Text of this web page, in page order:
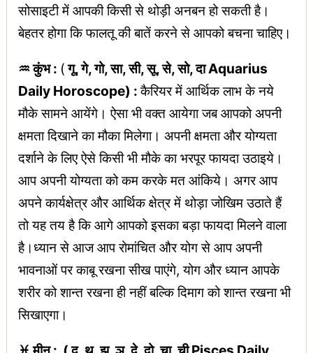
सोसाइटी में आपकी किसी से थोड़ी अनबन हो सकती है।
बेहतर होगा कि फालतू की बातें करने से आपको बचना चाहिए।
♒ कुंभ : (गू, गे, गो, सा, सी, सू, से, सो, दा Aquarius
Daily Horoscope) :कैरियर में आर्थिक लाभ के नये
मौके सामने आयेंगे। ऐसा भी वक्त आयेगा जब आपको अपनी
क्षमता दिखाने का मौका मिलेगा। अपनी क्षमता और योग्यता
दर्शाने के लिए ऐसे किसी भी मौके का भरपूर फायदा उठाइये।
आप अपनी योग्यता को कम करके मत आंकिये। अगर आप
अपने कार्यक्षेत्र और आर्थिक क्षेत्र में थोड़ा जोखिम उठाते हैं
तो यह तय है कि आगे आपको इसका बड़ा फायदा मिलने वाला
है।ध्यान से आज आप रोमांचित और योग से आप अपनी
भावनाओं पर काबू रखना सीख पाएंगे, योग और ध्यान आपके
शरीर को शान्त रखना ही नहीं बल्कि दिमाग को शान्त रखना भी
सिखाएगा।